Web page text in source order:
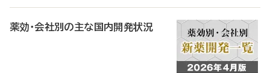
薬効・会社別の主な国内開発状況